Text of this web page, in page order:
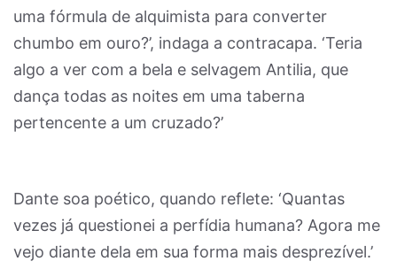
uma fórmula de alquimista para converter
chumbo em ouro?’, indaga a contracapa. ‘Teria
algo a ver com a bela e selvagem Antilia, que
dança todas as noites em uma taberna
pertencente a um cruzado?’
Dante soa poético, quando reflete: ‘Quantas
vezes já questionei a perfídia humana? Agora me
vejo diante dela em sua forma mais desprezível.’